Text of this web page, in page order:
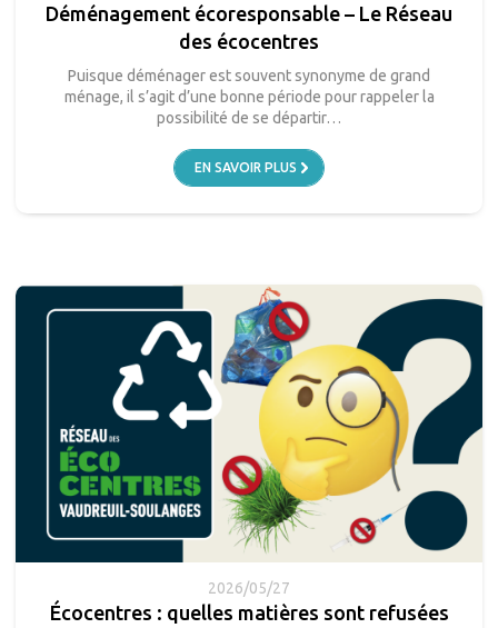
Déménagement écoresponsable – Le Réseau
des écocentres
Puisque déménager est souvent synonyme de grand
ménage, il s’agit d’une bonne période pour rappeler la
possibilité de se départir…
EN SAVOIR PLUS
2026/05/27
Écocentres : quelles matières sont refusées